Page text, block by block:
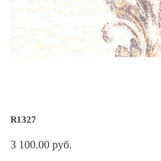
R1327
3 100.00 руб.